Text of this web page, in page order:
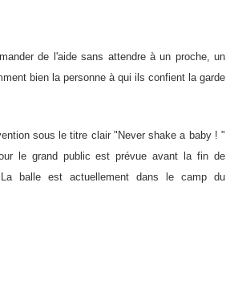
de l'aide sans attendre à un proche, un
bien la personne à qui ils confient la garde
sous le titre clair "Never shake a baby ! "
le grand public est prévue avant la fin de
balle est actuellement dans le camp du